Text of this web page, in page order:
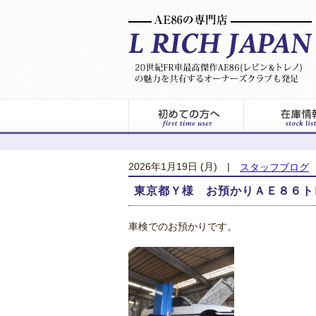
2026年1月19日 (月) スタッフブログ
東京都Ｙ様 お預かりＡＥ８６ト
車検でのお預かりです。